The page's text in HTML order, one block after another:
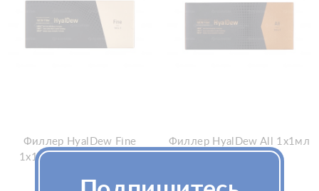
Филлер HyalDew Fine
1x1мл (ХиалДью Файн)
Филлер HyalDew All 1x1мл
(ХиалДью Ол)